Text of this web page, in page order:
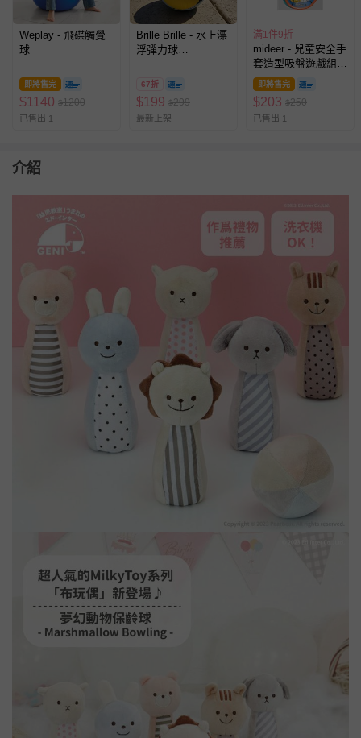
Weplay - 飛碟觸覺
球
即將售完
$1140 $1200
已售出 1
Brille Brille - 水上漂
浮彈力球
67折
$199 $299
最新上架
滿1件9折
mideer - 兒童安全手
套造型吸盤遊戲組(2
入)
即將售完
$203 $250
已售出 1
介紹